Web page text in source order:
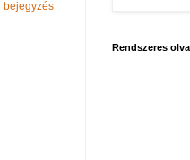
bejegyzés
Rendszeres